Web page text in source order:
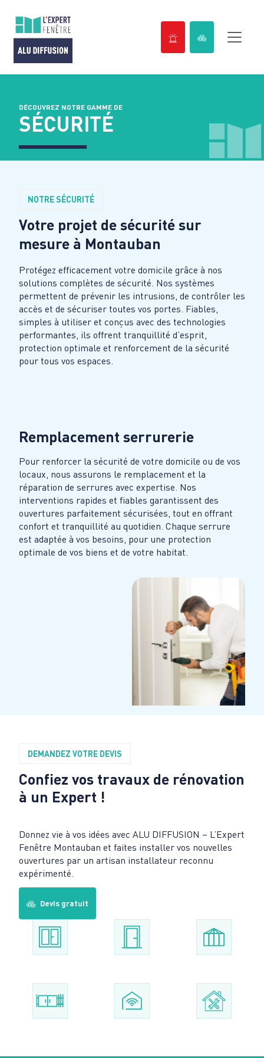
contenuDÉCOUVREZ NOTRE GAMME DE
SÉCURITÉ
NOTRE SÉCURITÉ
Votre projet de sécurité sur
mesure à Montauban
Protégez efficacement votre domicile grâce à nos
solutions complètes de sécurité. Nos systèmes
permettent de prévenir les intrusions, de contrôler les
accès et de sécuriser toutes vos portes. Fiables,
simples à utiliser et conçus avec des technologies
performantes, ils offrent tranquillité d’esprit,
protection optimale et renforcement de la sécurité
pour tous vos espaces.
Remplacement serrurerie
Pour renforcer la sécurité de votre domicile ou de vos
locaux, nous assurons le remplacement et la
réparation de serrures avec expertise. Nos
interventions rapides et fiables garantissent des
ouvertures parfaitement sécurisées, tout en offrant
confort et tranquillité au quotidien. Chaque serrure
est adaptée à vos besoins, pour une protection
optimale de vos biens et de votre habitat.
DEMANDEZ VOTRE DEVIS
Confiez vos travaux de rénovation
à un Expert !
Donnez vie à vos idées avec ALU DIFFUSION – L’Expert
Fenêtre Montauban et faites installer vos nouvelles
ouvertures par un artisan installateur reconnu
expérimenté.
Devis gratuit